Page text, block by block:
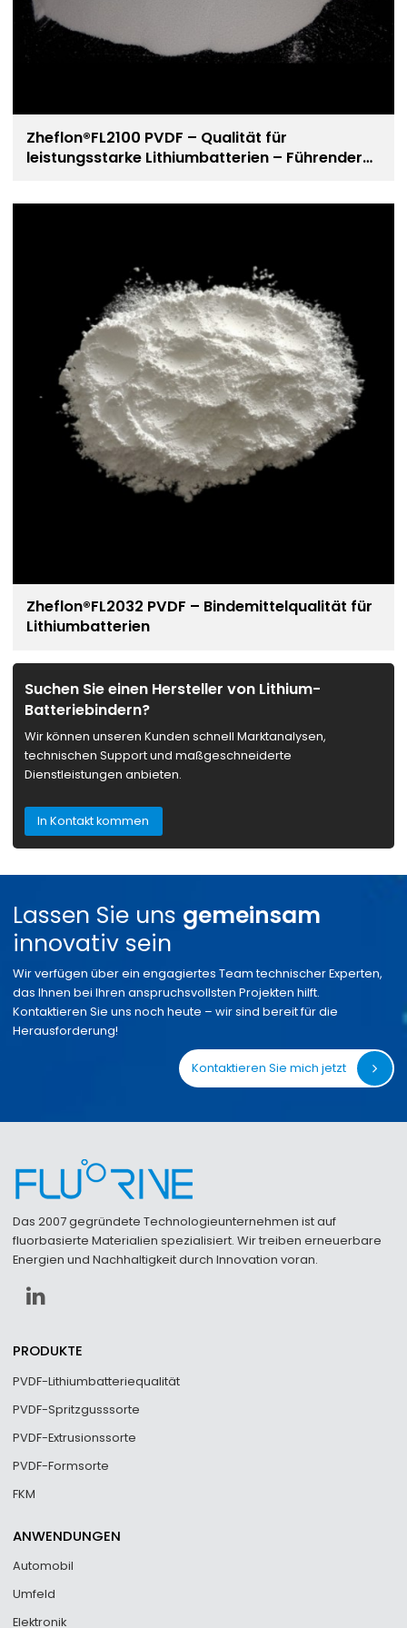
Zheflon®FL2100 PVDF – Qualität für
leistungsstarke Lithiumbatterien – Führender
Zheflon®FL2032 PVDF – Bindemittelqualität für
Lithiumbatterien
Suchen Sie einen Hersteller von Lithium-
Batteriebindern?
Wir können unseren Kunden schnell Marktanalysen,
technischen Support und maßgeschneiderte
Dienstleistungen anbieten.
In Kontakt kommen
Lassen Sie uns gemeinsam
innovativ sein
Wir verfügen über ein engagiertes Team technischer Experten,
das Ihnen bei Ihren anspruchsvollsten Projekten hilft.
Kontaktieren Sie uns noch heute – wir sind bereit für die
Herausforderung!
Kontaktieren Sie mich jetzt
Das 2007 gegründete Technologieunternehmen ist auf
fluorbasierte Materialien spezialisiert. Wir treiben erneuerbare
Energien und Nachhaltigkeit durch Innovation voran.
PRODUKTE
PVDF-Lithiumbatteriequalität
PVDF-Spritzgusssorte
PVDF-Extrusionssorte
PVDF-Formsorte
FKM
ANWENDUNGEN
Automobil
Umfeld
Elektronik